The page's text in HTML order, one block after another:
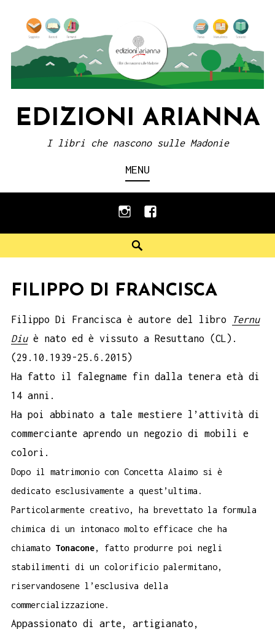
content
EDIZIONI ARIANNA
I libri che nascono sulle Madonie
MENU
instagramfacebook
FILIPPO DI FRANCISCA
Filippo Di Francisca è autore del libro
Ternu
Diuè nato ed è vissuto a Resuttano (CL).
(29.10.1939-25.6.2015)
Ha fatto il falegname fin dalla tenera età di
14 anni.
Ha poi abbinato a tale mestiere l’attività di
commerciante aprendo un negozio di mobili e
colori.
Dopo il matrimonio con Concetta Alaimo si è
dedicato esclusivamente a quest’ultima.
Particolarmente creativo, ha brevettato la formula
chimica di un intonaco molto efficace che ha
chiamato Tonacone, fatto produrre poi negli
stabilimenti di un colorificio palermitano,
riservandosene l’esclusiva della
commercializzazione.
Appassionato di arte, artigianato,